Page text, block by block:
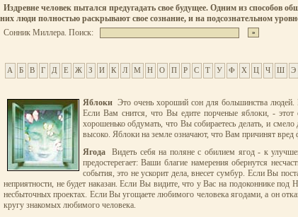
Издревне человек пытался предугадать свое будущее. Одним из способов
них люди полностью раскрывают свое сознание, и на подсознательном
Сонник Миллера. Поиск:
А Б В Г Д Е Ж З И К Л М Н О П Р С Т У Ф Х Ц Ч Ш Э
ЯблокиЭто очень хороший сон для большинства людей.
Если Вам снится, что Вы едите порченые яблоки, - этот
хорошенько обдумать, что Вы собираетесь делать, и
высоко. Яблоки на земле означают, что Вам причинят
ЯгодаВидеть себя на поляне с обилием ягод - к
предостерегает: Ваши благие намерения обернутся
события, это не ускорит дела, внесет сумбур. Если Вы
неприятности, не будет наказан. Если Вы видите, что у Вас на подоконнике
несбыточных проектах. Если Вы угощаете любимого человека ягодами, а он
кругу знакомых любимого человека.